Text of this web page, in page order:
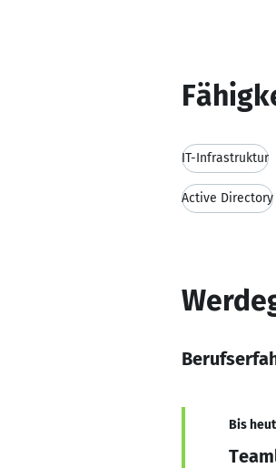
IT-Infrastruktur
Active Directory
Bis